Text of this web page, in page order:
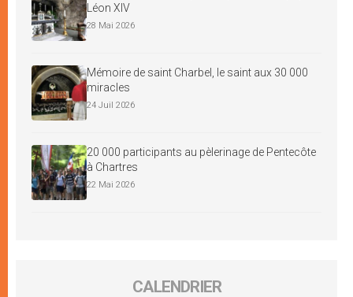
Léon XIV
28 Mai 2026
Mémoire de saint Charbel, le saint aux 30 000
miracles
24 Juil 2026
20 000 participants au pèlerinage de Pentecôte
à Chartres
22 Mai 2026
CALENDRIER